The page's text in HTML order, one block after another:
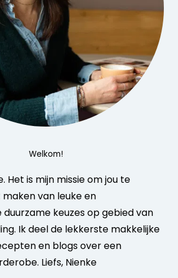
Welkom!
Het is mijn missie om jou te
van leuke en
keuzes op gebied van
Ik deel de lekkerste makkelijke
en blogs over een
Liefs, Nienke